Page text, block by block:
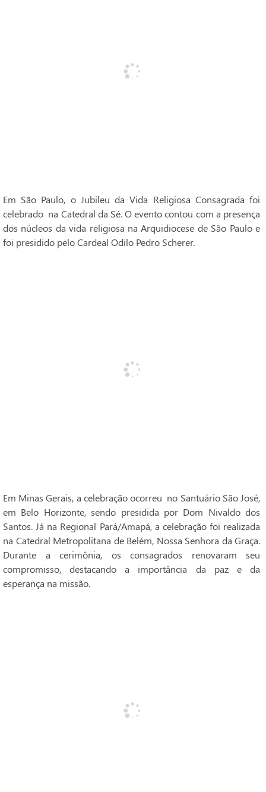
Em São Paulo, o Jubileu da Vida Religiosa Consagrada foi
celebrado na Catedral da Sé. O evento contou com a presença
dos núcleos da vida religiosa na Arquidiocese de São Paulo e
foi presidido pelo Cardeal Odilo Pedro Scherer.
Em Minas Gerais, a celebração ocorreu no Santuário São José,
em Belo Horizonte, sendo presidida por Dom Nivaldo dos
Santos. Já na Regional Pará/Amapá, a celebração foi realizada
na Catedral Metropolitana de Belém, Nossa Senhora da Graça.
Durante a cerimônia, os consagrados renovaram seu
compromisso, destacando a importância da paz e da
esperança na missão.